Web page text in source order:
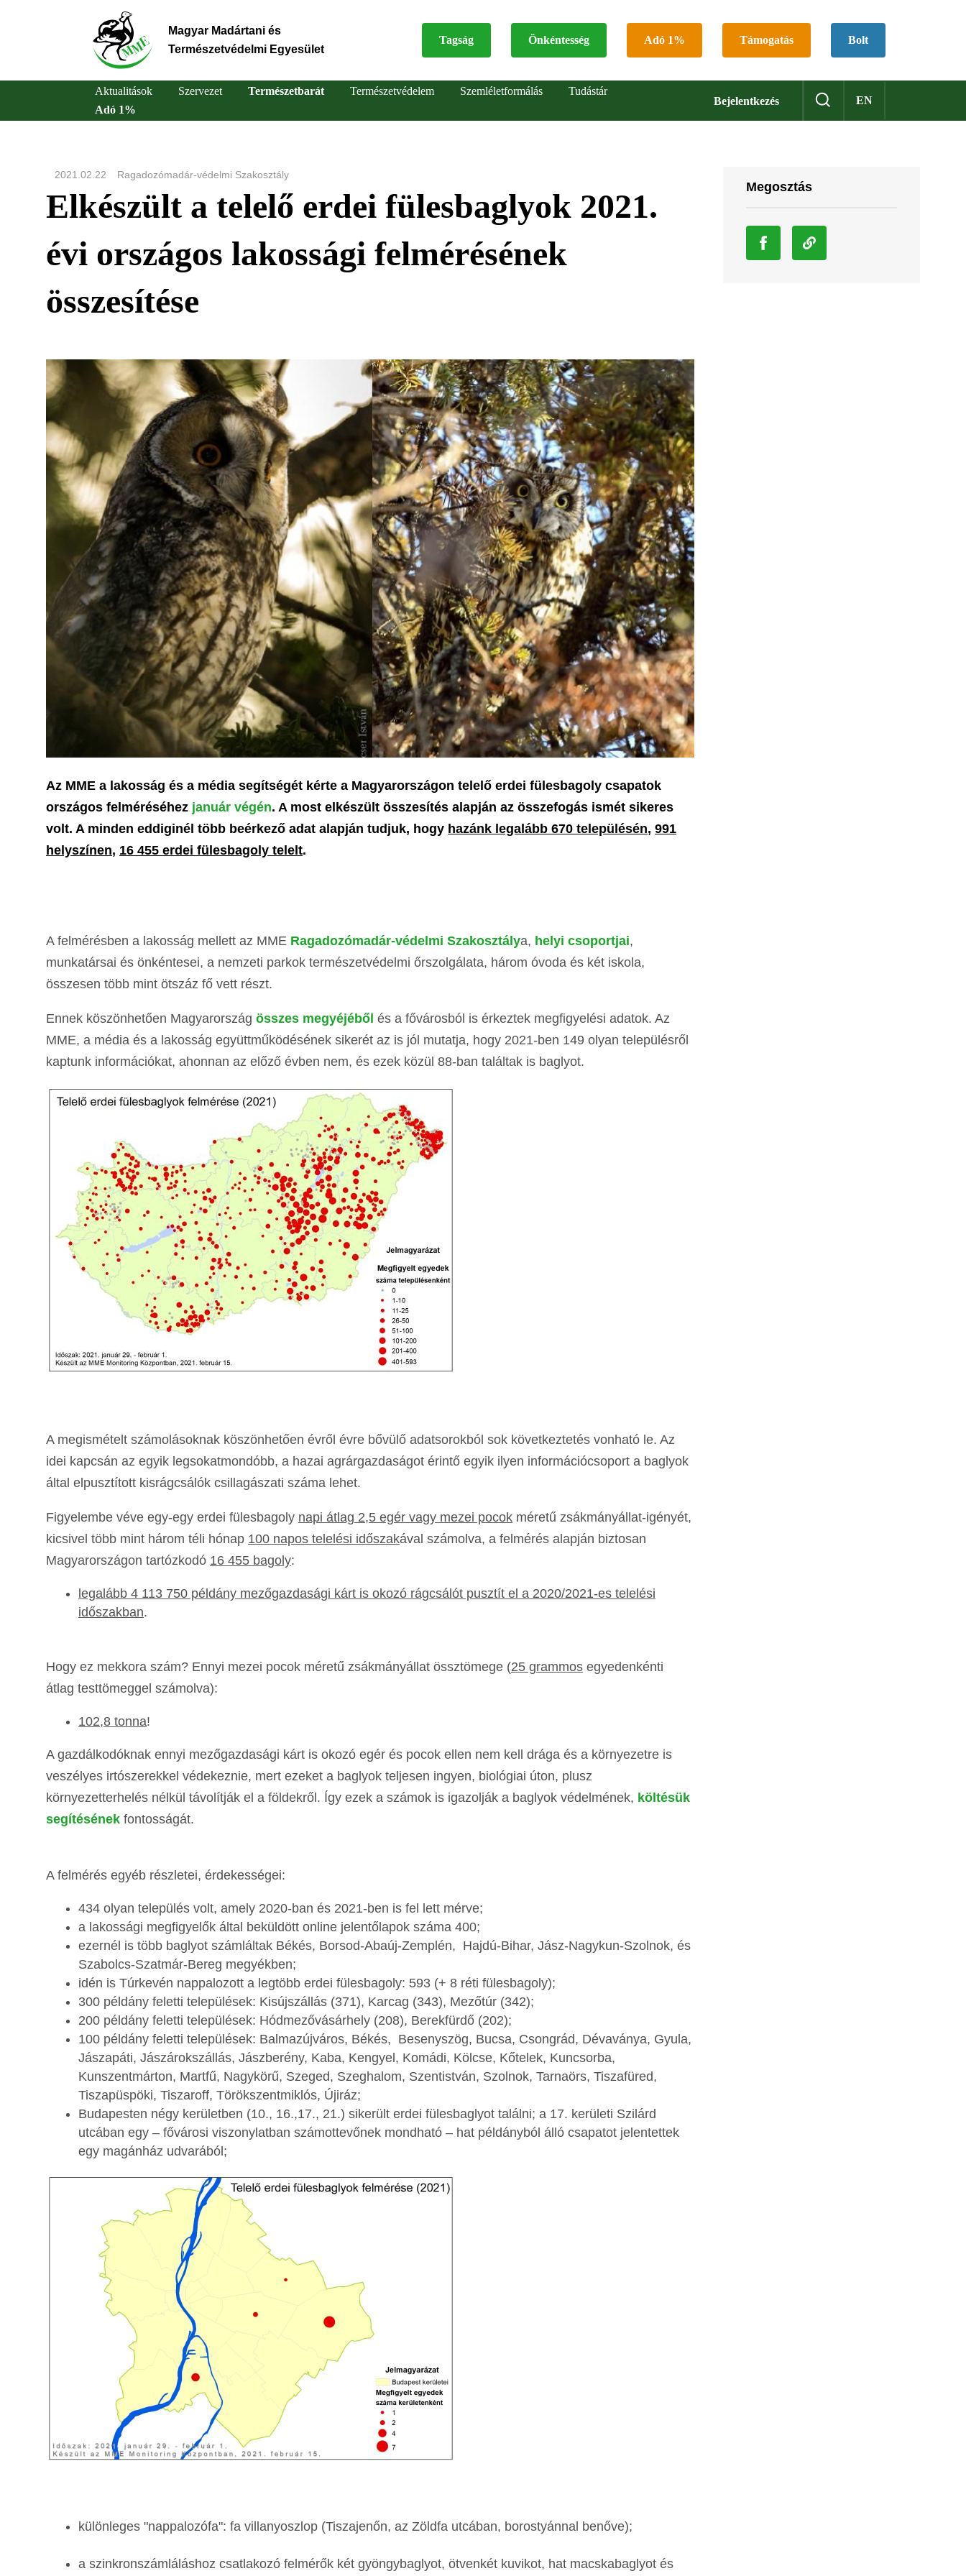
Magyar Madártani és
Természetvédelmi Egyesület
Top
Tagság Önkéntesség Adó 1% Támogatás Bolt
Bejelentkezés EN
Main
navigation
Aktualitások Szervezet Természetbarát Természetvédelem Szemléletformálás
Tudástár
Adó 1%
2021.02.22 Ragadozómadár-védelmi Szakosztály
Elkészült a telelő erdei fülesbaglyok 2021.
évi országos lakossági felmérésének
összesítése
Az MME a lakosság és a média segítségét kérte a Magyarországon telelő erdei fülesbagoly csapatok
országos felméréséhez január végén. A most elkészült összesítés alapján az összefogás ismét sikeres
volt. A minden eddiginél több beérkező adat alapján tudjuk, hogy hazánk legalább 670 településén, 991
helyszínen, 16 455 erdei fülesbagoly telelt.
A felmérésben a lakosság mellett az MME Ragadozómadár-védelmi Szakosztálya, helyi csoportjai,
munkatársai és önkéntesei, a nemzeti parkok természetvédelmi őrszolgálata, három óvoda és két iskola,
összesen több mint ötszáz fő vett részt.
Ennek köszönhetően Magyarország összes megyéjéből és a fővárosból is érkeztek megfigyelési adatok. Az
MME, a média és a lakosság együttműködésének sikerét az is jól mutatja, hogy 2021-ben 149 olyan településről
kaptunk információkat, ahonnan az előző évben nem, és ezek közül 88-ban találtak is baglyot.
A megismételt számolásoknak köszönhetően évről évre bővülő adatsorokból sok következtetés vonható le. Az
idei kapcsán az egyik legsokatmondóbb, a hazai agrárgazdaságot érintő egyik ilyen információcsoport a baglyok
által elpusztított kisrágcsálók csillagászati száma lehet.
Figyelembe véve egy-egy erdei fülesbagoly napi átlag 2,5 egér vagy mezei pocok méretű zsákmányállat-igényét,
kicsivel több mint három téli hónap 100 napos telelési időszakával számolva, a felmérés alapján biztosan
Magyarországon tartózkodó 16 455 bagoly:
legalább 4 113 750 példány mezőgazdasági kárt is okozó rágcsálót pusztít el a 2020/2021-es telelési
időszakban.
Hogy ez mekkora szám? Ennyi mezei pocok méretű zsákmányállat össztömege (25 grammos egyedenkénti
átlag testtömeggel számolva):
102,8 tonna!
A gazdálkodóknak ennyi mezőgazdasági kárt is okozó egér és pocok ellen nem kell drága és a környezetre is
veszélyes irtószerekkel védekeznie, mert ezeket a baglyok teljesen ingyen, biológiai úton, plusz
környezetterhelés nélkül távolítják el a földekről. Így ezek a számok is igazolják a baglyok védelmének, költésük
segítésének fontosságát.
A felmérés egyéb részletei, érdekességei:
434 olyan település volt, amely 2020-ban és 2021-ben is fel lett mérve;
a lakossági megfigyelők által beküldött online jelentőlapok száma 400;
ezernél is több baglyot számláltak Békés, Borsod-Abaúj-Zemplén, Hajdú-Bihar, Jász-Nagykun-Szolnok, és
Szabolcs-Szatmár-Bereg megyékben;
idén is Túrkevén nappalozott a legtöbb erdei fülesbagoly: 593 (+ 8 réti fülesbagoly);
300 példány feletti települések: Kisújszállás (371), Karcag (343), Mezőtúr (342);
200 példány feletti települések: Hódmezővásárhely (208), Berekfürdő (202);
100 példány feletti települések: Balmazújváros, Békés, Besenyszög, Bucsa, Csongrád, Dévaványa, Gyula,
Jászapáti, Jászárokszállás, Jászberény, Kaba, Kengyel, Komádi, Kölcse, Kőtelek, Kuncsorba,
Kunszentmárton, Martfű, Nagykörű, Szeged, Szeghalom, Szentistván, Szolnok, Tarnaörs, Tiszafüred,
Tiszapüspöki, Tiszaroff, Törökszentmiklós, Újiráz;
Budapesten négy kerületben (10., 16.,17., 21.) sikerült erdei fülesbaglyot találni; a 17. kerületi Szilárd
utcában egy – fővárosi viszonylatban számottevőnek mondható – hat példányból álló csapatot jelentettek
egy magánház udvarából;
különleges "nappalozófa": fa villanyoszlop (Tiszajenőn, az Zöldfa utcában, borostyánnal benőve);
a szinkronszámláláshoz csatlakozó felmérők két gyöngybaglyot, ötvenkét kuvikot, hat macskabaglyot és
Megosztás